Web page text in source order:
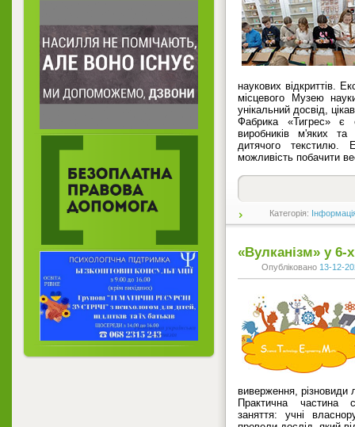
наукових відкриттів.
місцевого Музею
унікальний досвід,
Фабрика «Тигрес» є
виробників м'яких
дитячого текстилю.
можливість побачити
Категорія:
«Вулканізм» у 6-
Опубліковано 13-12-
виверження, різновиди
Практична частина
заняття: учні